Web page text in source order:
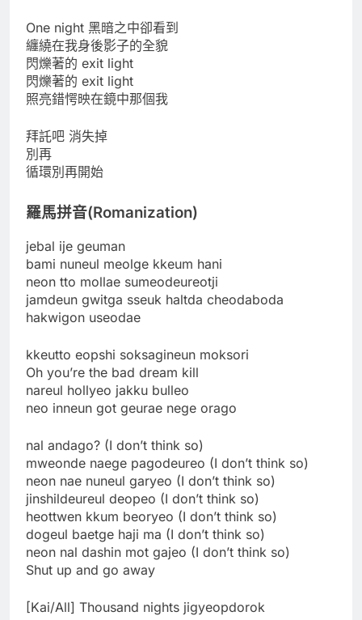
One night 黑暗之中卻看到
纏繞在我身後影子的全貌
閃爍著的 exit light
閃爍著的 exit light
照亮錯愕映在鏡中那個我
拜託吧 消失掉
別再
循環別再開始
羅馬拼音(Romanization)
jebal ije geuman
bami nuneul meolge kkeum hani
neon tto mollae sumeodeureotji
jamdeun gwitga sseuk haltda cheodaboda
hakwigon useodae
kkeutto eopshi soksagineun moksori
Oh you’re the bad dream kill
nareul hollyeo jakku bulleo
neo inneun got geurae nege orago
nal andago? (I don’t think so)
mweonde naege pagodeureo (I don’t think so)
neon nae nuneul garyeo (I don’t think so)
jinshildeureul deopeo (I don’t think so)
heottwen kkum beoryeo (I don’t think so)
dogeul baetge haji ma (I don’t think so)
neon nal dashin mot gajeo (I don’t think so)
Shut up and go away
[Kai/All] Thousand nights jigyeopdorok